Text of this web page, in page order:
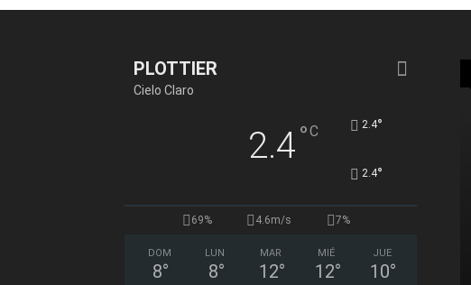
PLOTTIER
Cielo Claro
2.4°C 2.4°
2.4°
69% 4.6m/s 7%
DOM
8°
LUN
8°
MAR
12°
MIÉ
12°
JUE
10°